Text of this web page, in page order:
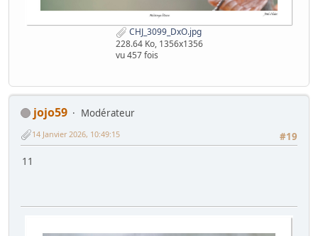
CHJ_3099_DxO.jpg
228.64 Ko, 1356x1356
vu 457 fois
jojo59
Modérateur
#19
14 Janvier 2026, 10:49:15
11